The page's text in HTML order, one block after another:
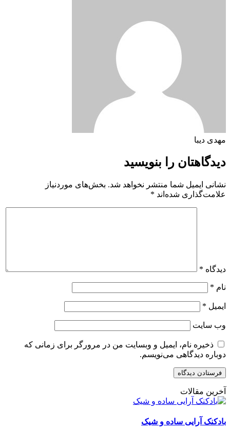
مهدی دیبا
دیدگاهتان را بنویسید
نشانی ایمیل شما منتشر نخواهد شد. بخش‌های موردنیاز
علامت‌گذاری شده‌اند *
دیدگاه *
نام *
ایمیل *
وب‌ سایت
ذخیره نام، ایمیل و وبسایت من در مرورگر برای زمانی که
دوباره دیدگاهی می‌نویسم.
آخرین مقالات
بادکنک آرایی ساده و شیک